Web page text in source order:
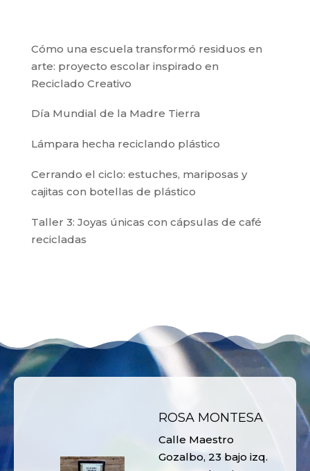
Cómo una escuela transformó residuos en
arte: proyecto escolar inspirado en
Reciclado Creativo
Día Mundial de la Madre Tierra
Lámpara hecha reciclando plástico
Cerrando el ciclo: estuches, mariposas y
cajitas con botellas de plástico
Taller 3: Joyas únicas con cápsulas de café
recicladas
ROSA MONTESA
Calle Maestro
Gozalbo, 23 bajo izq.